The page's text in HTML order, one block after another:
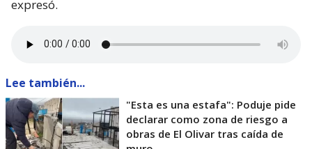
expresó.
Lee también...
"Esta es una estafa": Poduje pide
declarar como zona de riesgo a
obras de El Olivar tras caída de